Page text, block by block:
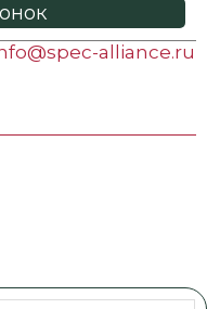
alliance.ru